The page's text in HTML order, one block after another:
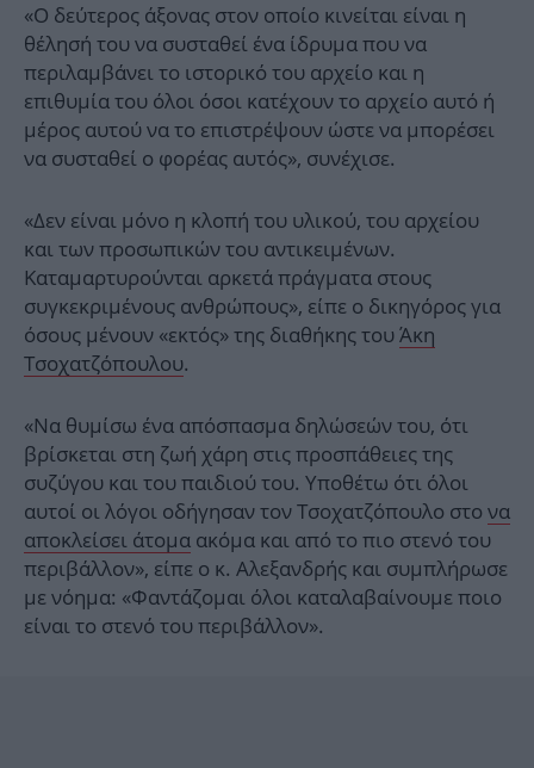
«Ο δεύτερος άξονας στον οποίο κινείται είναι η
θέλησή του να συσταθεί ένα ίδρυμα που να
περιλαμβάνει το ιστορικό του αρχείο και η
επιθυμία του όλοι όσοι κατέχουν το αρχείο αυτό ή
μέρος αυτού να το επιστρέψουν ώστε να μπορέσει
να συσταθεί ο φορέας αυτός», συνέχισε.
«Δεν είναι μόνο η κλοπή του υλικού, του αρχείου
και των προσωπικών του αντικειμένων.
Καταμαρτυρούνται αρκετά πράγματα στους
συγκεκριμένους ανθρώπους», είπε ο δικηγόρος για
όσους μένουν «εκτός» της διαθήκης τουΆκη
Τσοχατζόπουλου.
«Να θυμίσω ένα απόσπασμα δηλώσεών του, ότι
βρίσκεται στη ζωή χάρη στις προσπάθειες της
συζύγου και του παιδιού του. Υποθέτω ότι όλοι
αυτοί οι λόγοι οδήγησαν τον Τσοχατζόπουλο στο να
αποκλείσει άτομα ακόμα και από το πιο στενό του
περιβάλλον», είπε ο κ. Αλεξανδρής και συμπλήρωσε
με νόημα: «Φαντάζομαι όλοι καταλαβαίνουμε ποιο
είναι το στενό του περιβάλλον».